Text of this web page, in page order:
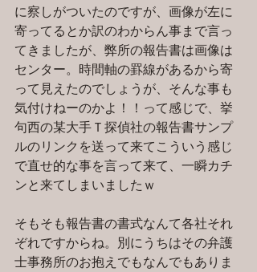
に察しがついたのですが、画像が左に
寄ってるとか訳のわからん事まで言っ
てきましたが、弊所の報告書は画像は
センター。時間軸の罫線があるから寄
って見えたのでしょうが、そんな事も
気付けねーのかよ！！って感じで、挙
句西の某大手Ｔ探偵社の報告書サンプ
ルのリンクを送って来てこういう感じ
で直せ的な事を言って来て、一瞬カチ
ンと来てしまいましたｗ
そもそも報告書の書式なんて各社それ
ぞれですからね。別にうちはその弁護
士事務所のお抱えでもなんでもありま